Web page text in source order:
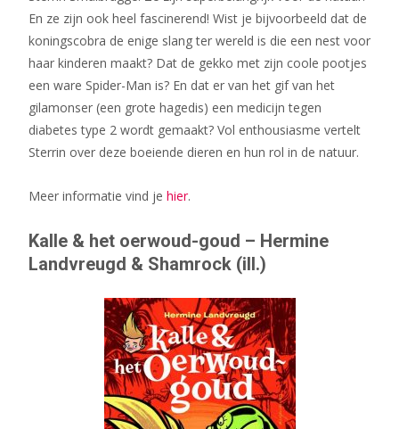
En ze zijn ook heel fascinerend! Wist je bijvoorbeeld dat de
koningscobra de enige slang ter wereld is die een nest voor
haar kinderen maakt? Dat de gekko met zijn coole pootjes
een ware Spider-Man is? En dat er van het gif van het
gilamonser (een grote hagedis) een medicijn tegen
diabetes type 2 wordt gemaakt? Vol enthousiasme vertelt
Sterrin over deze boeiende dieren en hun rol in de natuur.
Meer informatie vind je hier.
Kalle & het oerwoud-goud – Hermine
Landvreugd & Shamrock (ill.)